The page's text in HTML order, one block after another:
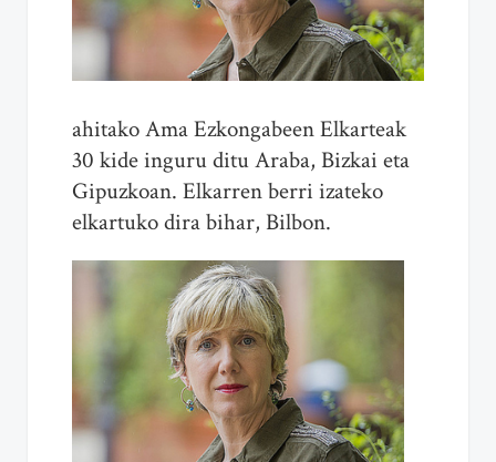
ahitako Ama Ezkongabeen Elkarteak
30 kide inguru ditu Araba, Bizkai eta
Gipuzkoan. Elkarren berri izateko
elkartuko dira bihar, Bilbon.